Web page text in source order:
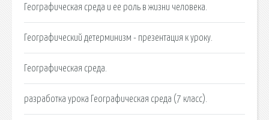
Географическая среда и ее роль в жизни человека.
Географический детерминизм - презентация к уроку.
Географическая среда.
разработка урока Географическая среда (7 класс).